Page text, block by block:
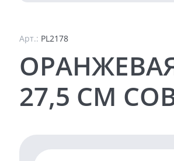
Арт.: PL2178
27,5 СМ